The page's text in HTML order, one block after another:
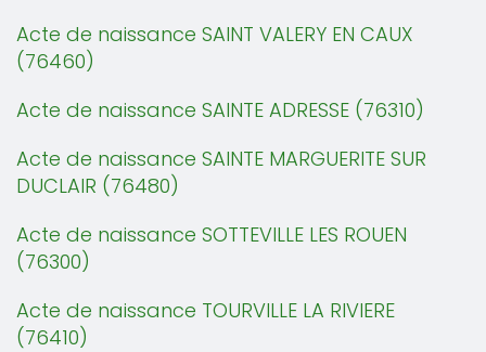
Acte de naissance SAINT VALERY EN CAUX
(76460)
Acte de naissance SAINTE ADRESSE (76310)
Acte de naissance SAINTE MARGUERITE SUR
DUCLAIR (76480)
Acte de naissance SOTTEVILLE LES ROUEN
(76300)
Acte de naissance TOURVILLE LA RIVIERE
(76410)